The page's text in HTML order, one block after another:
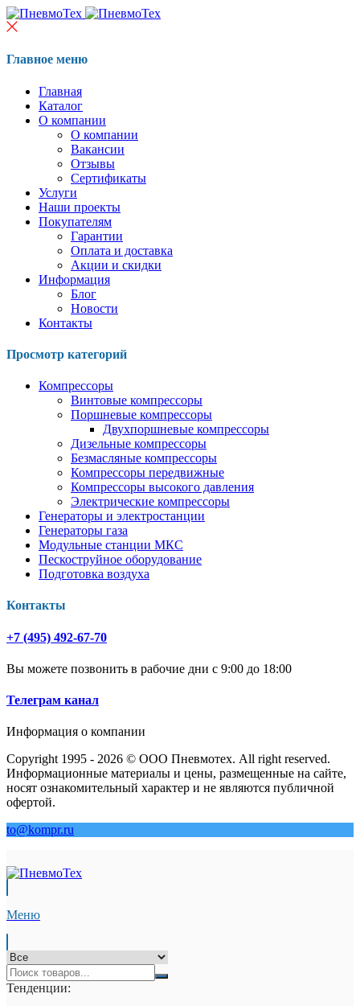
Главное меню
Главная
Каталог
О компании
О компании
Вакансии
Отзывы
Сертификаты
Услуги
Наши проекты
Покупателям
Гарантии
Оплата и доставка
Акции и скидки
Информация
Блог
Новости
Контакты
Просмотр категорий
Компрессоры
Винтовые компрессоры
Поршневые компрессоры
Двухпоршневые компрессоры
Дизельные компрессоры
Безмасляные компрессоры
Компрессоры передвижные
Компрессоры высокого давления
Электрические компрессоры
Генераторы и электростанции
Генераторы газа
Модульные станции МКС
Пескоструйное оборудование
Подготовка воздуха
Контакты
+7 (495) 492-67-70
Вы можете позвонить в рабочие дни с 9:00 до 18:00
Телеграм канал
Информация о компании
Copyright 1995 - 2026 © ООО Пневмотех. All right reserved.
Информационные материалы и цены, размещенные на сайте,
носят ознакомительный характер и не являются публичной
офертой.
to@kompr.ru
Меню
Тенденции: